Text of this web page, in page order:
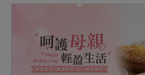
了四分之一世紀， 25年來， 主
輪廓。 Pi錢包加碼登錄&nbsp;
用品 Pi錢包加碼登錄&nbsp;